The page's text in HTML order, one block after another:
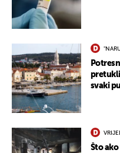
pretukli
svaki
Što